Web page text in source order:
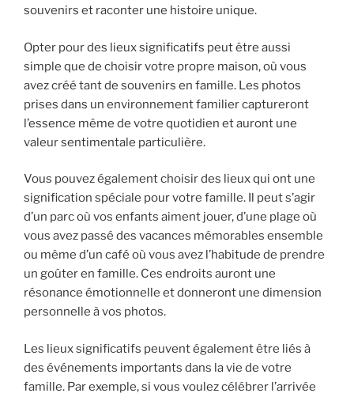
souvenirs et raconter une histoire unique.
Opter pour des lieux significatifs peut être aussi
simple que de choisir votre propre maison, où vous
avez créé tant de souvenirs en famille. Les photos
prises dans un environnement familier captureront
l’essence même de votre quotidien et auront une
valeur sentimentale particulière.
Vous pouvez également choisir des lieux qui ont une
signification spéciale pour votre famille. Il peut s’agir
d’un parc où vos enfants aiment jouer, d’une plage où
vous avez passé des vacances mémorables ensemble
ou même d’un café où vous avez l’habitude de prendre
un goûter en famille. Ces endroits auront une
résonance émotionnelle et donneront une dimension
personnelle à vos photos.
Les lieux significatifs peuvent également être liés à
des événements importants dans la vie de votre
famille. Par exemple, si vous voulez célébrer l’arrivée